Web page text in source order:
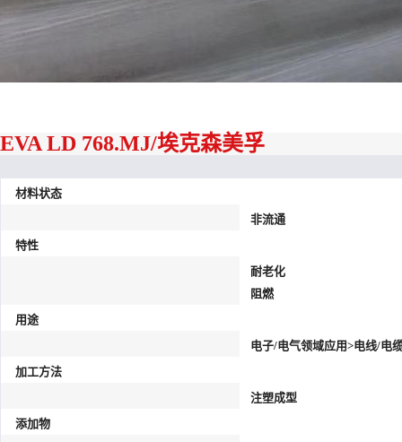
EVA LD 768.MJ/埃克森美孚
材料状态
非流通
特性
耐老化
阻燃
用途
电子/电气领域应用>电线/电
加工方法
注塑成型
添加物